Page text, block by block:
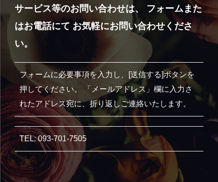
サービス等のお問い合わせは、 フォームまた
はお電話にて お気軽にお問い合わせくださ
い。
フォームに必要事項を入力し、[送信する]ボタンを
押してください。 「メールアドレス」欄に入力さ
れたアドレス宛に、折り返しご連絡いたします。
TEL: 093-701-7505